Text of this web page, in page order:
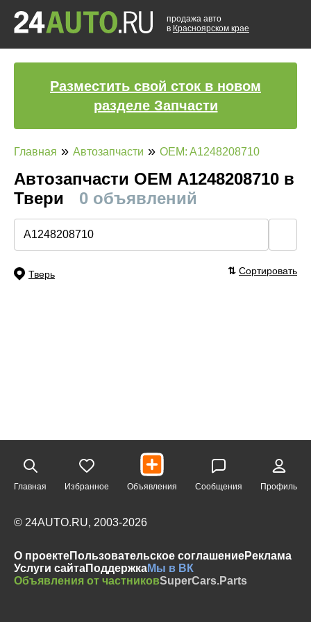
продажа авто
в Красноярском крае
Разместить свой сток в новом
разделе Запчасти
Главная » Автозапчасти » OEM: A1248208710
Автозапчасти ОЕМ A1248208710 в
Твери
0 объявлений
Тверь ⇅ Сортировать
Главная Избранное Объявления Сообщения Профиль
© 24AUTO.RU, 2003-2026
О проектеПользовательское соглашениеРеклама
Услуги сайтаПоддержкаМы в ВК
Объявления от частниковSuperCars.Parts